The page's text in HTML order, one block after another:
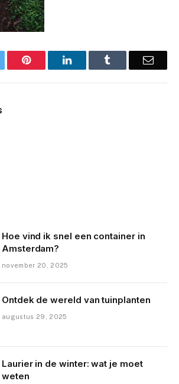
Pinterest LinkedIn Email
Hoe vind ik snel een container in
Amsterdam?
november 20, 2025
Ontdek de wereld van tuinplanten
augustus 29, 2025
Laurier in de winter: wat je moet
weten